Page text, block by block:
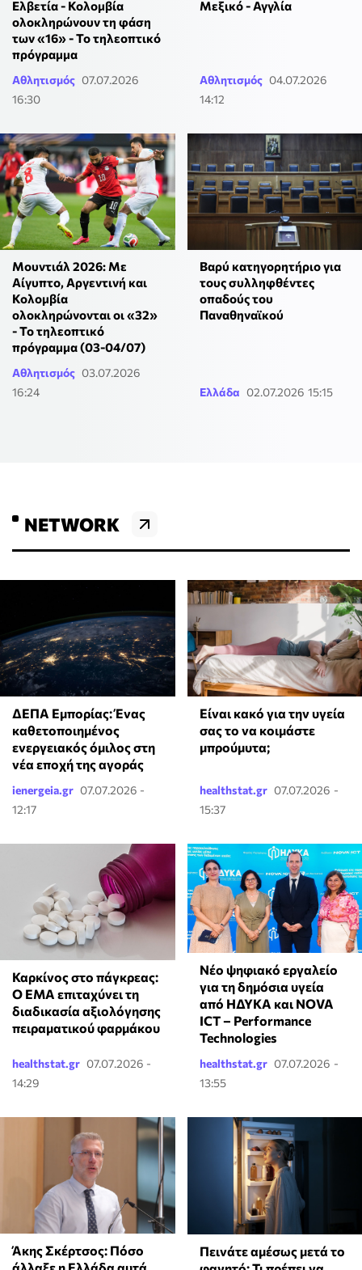
Ελβετία - Κολομβία
ολοκληρώνουν τη φάση
των «16» - Το τηλεοπτικό
πρόγραμμα
Αθλητισμός 07.07.2026
16:30
Μεξικό - Αγγλία
Αθλητισμός 04.07.2026
14:12
Μουντιάλ 2026: Με
Αίγυπτο, Αργεντινή και
Κολομβία
ολοκληρώνονται οι «32»
- Το τηλεοπτικό
πρόγραμμα (03-04/07)
Αθλητισμός 03.07.2026
16:24
Βαρύ κατηγορητήριο για
τους συλληφθέντες
οπαδούς του
Παναθηναϊκού
Ελλάδα 02.07.2026 15:15
NETWORK
ΔΕΠΑ Εμπορίας: Ένας
καθετοποιημένος
ενεργειακός όμιλος στη
νέα εποχή της αγοράς
ienergeia.gr 07.07.2026 -
12:17
Είναι κακό για την υγεία
σας το να κοιμάστε
μπρούμυτα;
healthstat.gr 07.07.2026 -
15:37
Καρκίνος στο πάγκρεας:
Ο EMA επιταχύνει τη
διαδικασία αξιολόγησης
πειραματικού φαρμάκου
healthstat.gr 07.07.2026 -
14:29
Νέο ψηφιακό εργαλείο
για τη δημόσια υγεία
από ΗΔΥΚΑ και NOVA
ICT – Performance
Technologies
healthstat.gr 07.07.2026 -
13:55
Άκης Σκέρτσος: Πόσο
Πεινάτε αμέσως μετά το